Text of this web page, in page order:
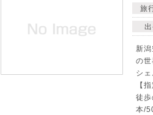
旅
出
新
の
シ
【
徒
本/